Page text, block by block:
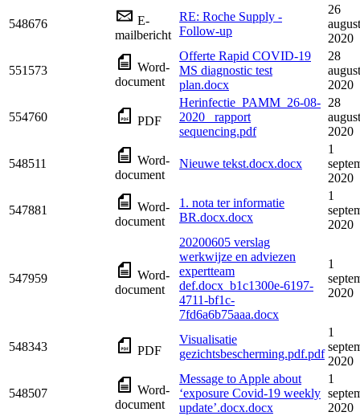
548676
E-
mailbericht
RE: Roche Supply -
Follow-up
26
2020
551573
Word-
document
Offerte Rapid COVID-19
MS diagnostic test
plan.docx
28
2020
554760 PDF
Herinfectie_PAMM_26-08-
2020 _rapport
sequencing.pdf
28
2020
548511
Word-
document
Nieuwe tekst.docx.docx
1
2020
547881
Word-
document
1. nota ter informatie
BR.docx.docx
1
2020
547959
Word-
document
20200605 verslag
werkwijze en adviezen
expertteam
def.docx_b1c1300e-6197-
4711-bf1c-
7fd6a6b75aaa.docx
1
2020
548343 PDF
Visualisatie
gezichtsbescherming.pdf.pdf
1
2020
548507
Word-
document
Message to Apple about
‘exposure Covid-19 weekly
update’.docx.docx
1
2020